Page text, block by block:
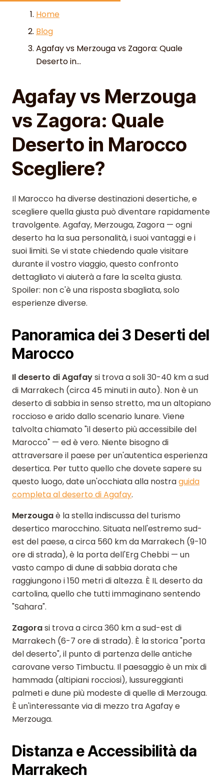
Skip to content
Home
Blog
Agafay vs Merzouga vs Zagora: Quale
Deserto in...
Agafay vs Merzouga
vs Zagora: Quale
Deserto in Marocco
Scegliere?
Il Marocco ha diverse destinazioni desertiche, e
scegliere quella giusta può diventare rapidamente
travolgente. Agafay, Merzouga, Zagora — ogni
deserto ha la sua personalità, i suoi vantaggi e i
suoi limiti. Se vi state chiedendo quale visitare
durante il vostro viaggio, questo confronto
dettagliato vi aiuterà a fare la scelta giusta.
Spoiler: non c'è una risposta sbagliata, solo
esperienze diverse.
Panoramica dei 3 Deserti del
Marocco
Il deserto di Agafaysi trova a soli 30-40 km a sud
di Marrakech (circa 45 minuti in auto). Non è un
deserto di sabbia in senso stretto, ma un altopiano
roccioso e arido dallo scenario lunare. Viene
talvolta chiamato "il deserto più accessibile del
Marocco" — ed è vero. Niente bisogno di
attraversare il paese per un'autentica esperienza
desertica. Per tutto quello che dovete sapere su
questo luogo, date un'occhiata alla nostraguida
completa al deserto di Agafay.
Merzougaè la stella indiscussa del turismo
desertico marocchino. Situata nell'estremo sud-
est del paese, a circa 560 km da Marrakech (9-10
ore di strada), è la porta dell'Erg Chebbi — un
vasto campo di dune di sabbia dorata che
raggiungono i 150 metri di altezza. È IL deserto da
cartolina, quello che tutti immaginano sentendo
"Sahara".
Zagorasi trova a circa 360 km a sud-est di
Marrakech (6-7 ore di strada). È la storica "porta
del deserto", il punto di partenza delle antiche
carovane verso Timbuctu. Il paesaggio è un mix di
hammada (altipiani rocciosi), lussureggianti
palmeti e dune più modeste di quelle di Merzouga.
È un'interessante via di mezzo tra Agafay e
Merzouga.
Distanza e Accessibilità da
Marrakech